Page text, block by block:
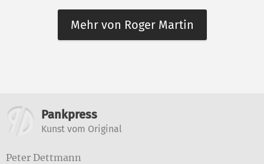
Mehr von Roger Martin
Weitere Informationen
Pankpress
Kunst vom Original
Peter Dettmann